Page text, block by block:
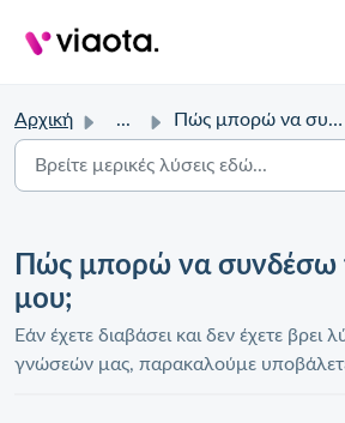
Αρχική ... Πώς μπορώ να συνδέσω το Ryoko μου;
Πώς μπορώ να συνδέσω
μου;
Εάν έχετε διαβάσει και δεν έχετε βρει
γνώσεών μας, παρακαλούμε υποβάλετε